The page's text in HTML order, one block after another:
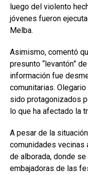
luego del violento
jóvenes fueron
Melba.
Asimismo, comentó
presunto “levantón”
información fue
comunitarias.
sido protagonizados
lo que ha afectado la
A pesar de la
comunidades vecinas
de alborada, donde
embajadoras de las